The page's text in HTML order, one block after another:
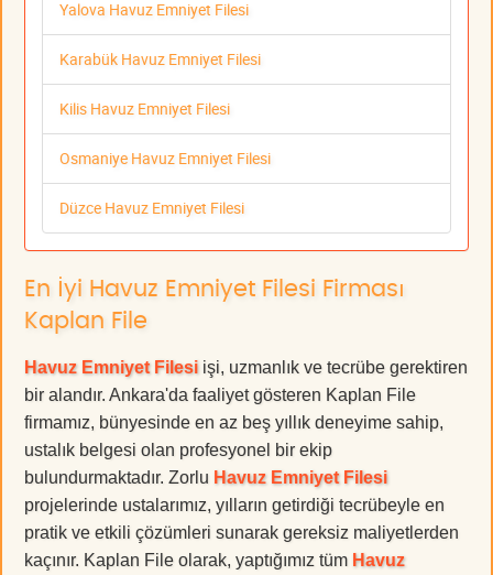
Yalova Havuz Emniyet Filesi
Karabük Havuz Emniyet Filesi
Kilis Havuz Emniyet Filesi
Osmaniye Havuz Emniyet Filesi
Düzce Havuz Emniyet Filesi
En İyi Havuz Emniyet Filesi Firması
Kaplan File
Havuz Emniyet Filesi işi, uzmanlık ve tecrübe gerektiren
bir alandır. Ankara'da faaliyet gösteren Kaplan File
firmamız, bünyesinde en az beş yıllık deneyime sahip,
ustalık belgesi olan profesyonel bir ekip
bulundurmaktadır. Zorlu Havuz Emniyet Filesi
projelerinde ustalarımız, yılların getirdiği tecrübeyle en
pratik ve etkili çözümleri sunarak gereksiz maliyetlerden
kaçınır. Kaplan File olarak, yaptığımız tüm Havuz